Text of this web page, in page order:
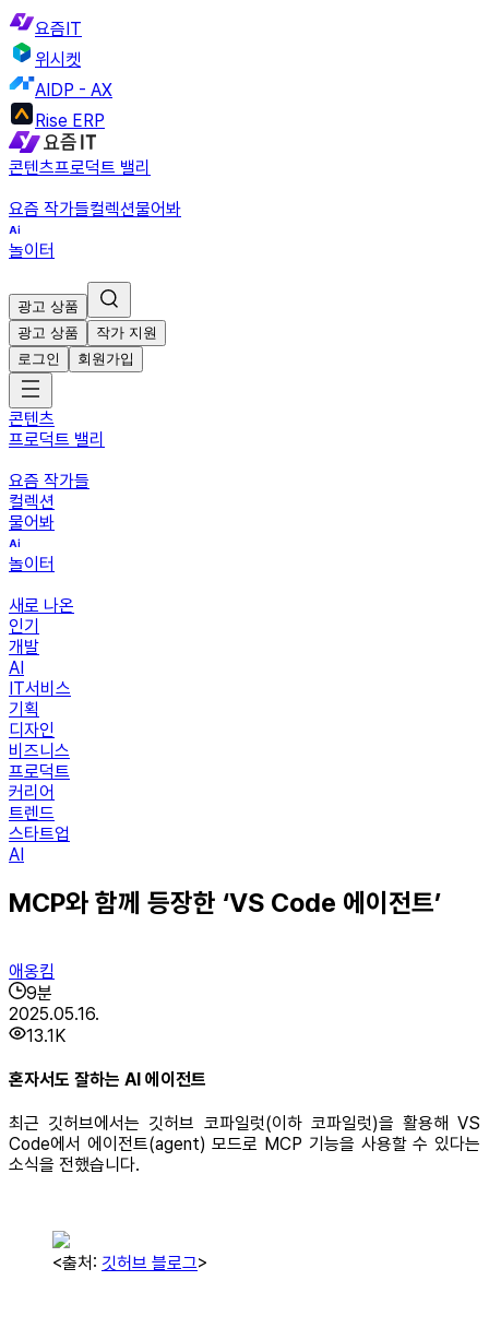
요즘IT
위시켓
AIDP - AX
Rise ERP
콘텐츠프로덕트 밸리
요즘 작가들컬렉션물어봐
놀이터
광고 상품
광고 상품
작가 지원
로그인
회원가입
콘텐츠
프로덕트 밸리
요즘 작가들
컬렉션
물어봐
놀이터
새로 나온
인기
개발
AI
IT서비스
기획
디자인
비즈니스
프로덕트
커리어
트렌드
스타트업
AI
MCP와 함께 등장한 ‘VS Code 에이전트’
애옹킴
9분
2025.05.16.
13.1K
혼자서도 잘하는 AI 에이전트
최근 깃허브에서는 깃허브 코파일럿(이하 코파일럿)을 활용해 VS
Code에서 에이전트(agent) 모드로 MCP 기능을 사용할 수 있다는
소식을 전했습니다.
<출처: 깃허브 블로그>